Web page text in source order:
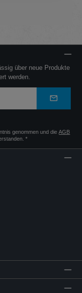
über neue Produkte
werden.
genommen und dieAGB
*